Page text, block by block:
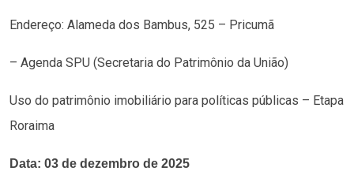
Endereço: Alameda dos Bambus, 525 – Pricumã
– Agenda SPU (Secretaria do Patrimônio da União)
Uso do patrimônio imobiliário para políticas públicas – Etapa
Roraima
Data: 03 de dezembro de 2025